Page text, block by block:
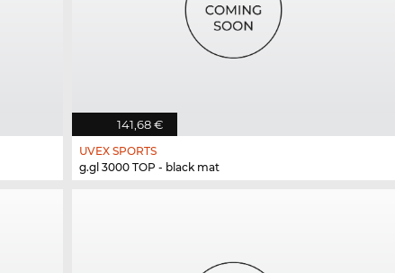
141,68 €
UVEX SPORTS
g.gl 3000 TOP - black mat